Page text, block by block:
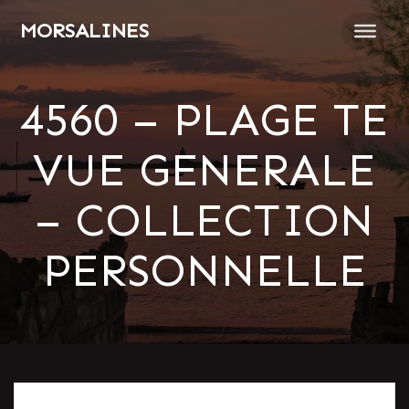
contenu
MORSALINES
4560 – PLAGE TE
VUE GENERALE
– COLLECTION
PERSONNELLE